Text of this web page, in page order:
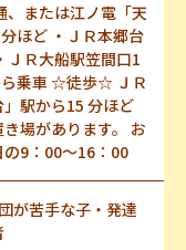
または江ノ電「天
ほど ・ＪＲ本郷台
ＪＲ大船駅笠間口1
乗車 ☆徒歩☆ ＪＲ
駅から15 分ほど
場があります。 お
9：00～16：00
が苦手な子・発達